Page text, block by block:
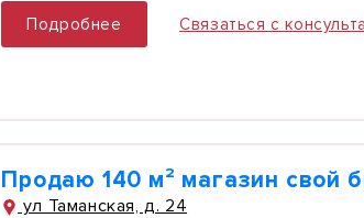
Подробнее Связаться с
Продаю 140 м² магазин свой
ул Таманская, д. 24